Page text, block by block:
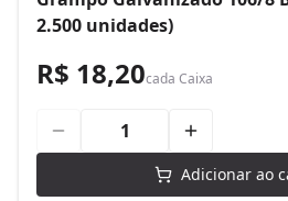
2.500 unidades)
R$ 18,20cada Caixa
Adicionar ao